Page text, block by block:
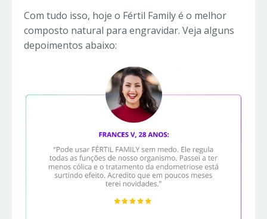
Com tudo isso, hoje o Fértil Family é o melhor
composto natural para engravidar. Veja alguns
depoimentos abaixo: